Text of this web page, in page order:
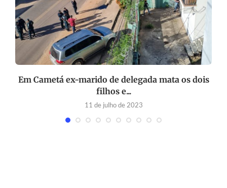
Em Cametá ex-marido de delegada mata os dois
filhos e...
11 de julho de 2023